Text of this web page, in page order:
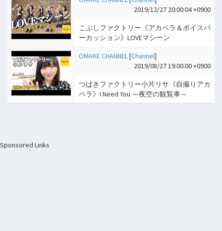
2019/12/27 20:00:04 +0900
こぶしファクトリー《アカペラ＆ボイスパ
ーカッション》LOVEマシーン
OMAKE CHANNEL [Channel]
2019/08/27 19:00:00 +0900
つばきファクトリー小片リサ《自撮りアカ
ペラ》I Need You ～夜空の観覧車～
Sponsored Links